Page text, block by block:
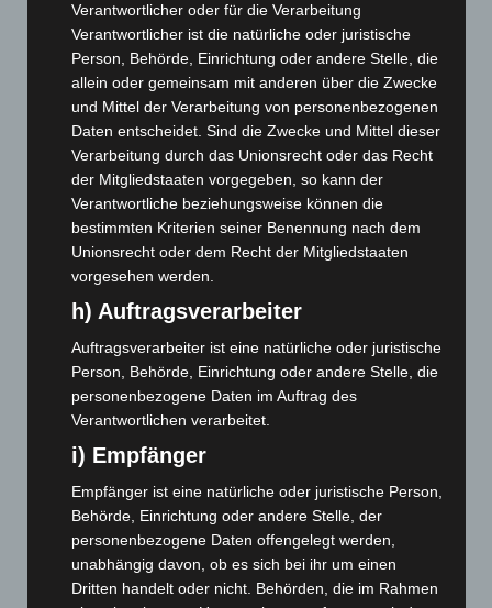
Juli 2026(73)
Juni 2026(139)
Mai 2026 (99)
April 2026(99)
März 2026(115)
Februar 2026(109)
Januar 2026(122)
Dezember 2025(103)
Oktober 2025
(112)
September 2025 (93)
August 2025(90)
Juli 2025(90)
Juni 2025(103)
Mai 2025(112)
April 2025(88)
März 2025(111)
Februar 2025(96)
Verantwortlicher oder für die Verarbeitung
Verantwortlicher ist die natürliche oder juristische
Person, Behörde, Einrichtung oder andere Stelle, die
allein oder gemeinsam mit anderen über die Zwecke
und Mittel der Verarbeitung von personenbezogenen
Daten entscheidet. Sind die Zwecke und Mittel dieser
Verarbeitung durch das Unionsrecht oder das Recht
der Mitgliedstaaten vorgegeben, so kann der
Verantwortliche beziehungsweise können die
bestimmten Kriterien seiner Benennung nach dem
Unionsrecht oder dem Recht der Mitgliedstaaten
vorgesehen werden.
h) Auftragsverarbeiter
Auftragsverarbeiter ist eine natürliche oder juristische
Person, Behörde, Einrichtung oder andere Stelle, die
personenbezogene Daten im Auftrag des
Verantwortlichen verarbeitet.
i) Empfänger
Empfänger ist eine natürliche oder juristische Person,
Behörde, Einrichtung oder andere Stelle, der
personenbezogene Daten offengelegt werden,
unabhängig davon, ob es sich bei ihr um einen
Dritten handelt oder nicht. Behörden, die im Rahmen